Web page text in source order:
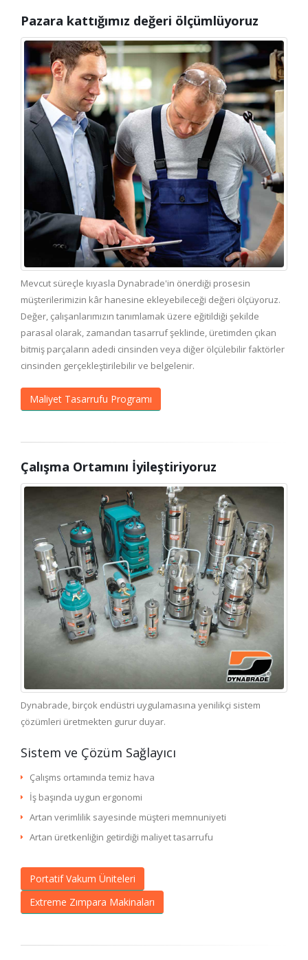
Pazara kattığımız değeri ölçümlüyoruz
Mevcut süreçle kıyasla Dynabrade'in önerdiği prosesin
müşterilerimizin kâr hanesine ekleyebileceği değeri ölçüyoruz.
Değer, çalışanlarımızın tanımlamak üzere eğitildiği şekilde
parasal olarak, zamandan tasarruf şeklinde, üretimden çıkan
bitmiş parçaların adedi cinsinden veya diğer ölçülebilir faktörler
cinsinden gerçekleştirilebilir ve belgelenir.
Maliyet Tasarrufu Programı
Çalışma Ortamını İyileştiriyoruz
Dynabrade, birçok endüstri uygulamasına yenilikçi sistem
çözümleri üretmekten gurur duyar.
Sistem ve Çözüm Sağlayıcı
Çalışms ortamında temiz hava
İş başında uygun ergonomi
Artan verimlilik sayesinde müşteri memnuniyeti
Artan üretkenliğin getirdiği maliyet tasarrufu
Portatif Vakum Üniteleri
Extreme Zımpara Makinaları